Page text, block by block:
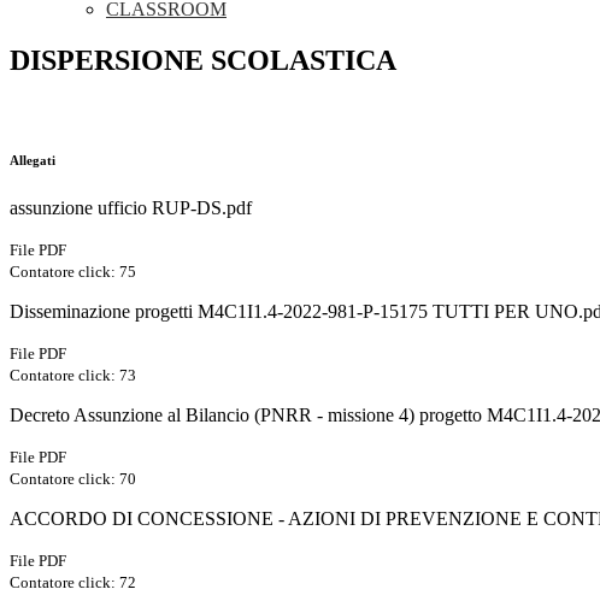
CLASSROOM
DISPERSIONE SCOLASTICA
Allegati
assunzione ufficio RUP-DS.pdf
File PDF
Contatore click: 75
Disseminazione progetti M4C1I1.4-2022-981-P-15175 TUTTI PER
File PDF
Contatore click: 73
Decreto Assunzione al Bilancio (PNRR - missione 4) progetto M4C1I1.4-
File PDF
Contatore click: 70
ACCORDO DI CONCESSIONE - AZIONI DI PREVENZIONE E
File PDF
Contatore click: 72